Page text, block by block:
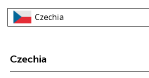
Czechia